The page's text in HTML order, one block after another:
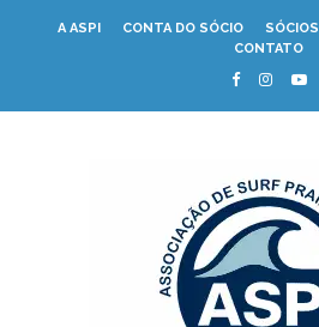
A ASPI CONTA DO SÓCIO SÓCIOS
CONTATO